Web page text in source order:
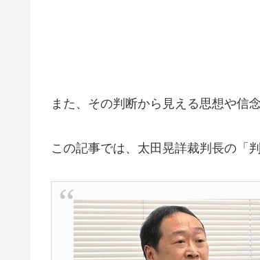
また、その判断から見える思想や信
この記事では、太田晃詳裁判長の「